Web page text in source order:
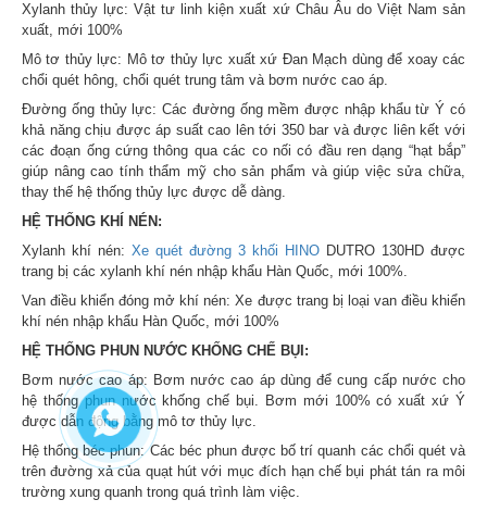
Xylanh thủy lực: Vật tư linh kiện xuất xứ Châu Âu do Việt Nam sản
xuất, mới 100%
Mô tơ thủy lực: Mô tơ thủy lực xuất xứ Đan Mạch dùng để xoay các
chổi quét hông, chổi quét trung tâm và bơm nước cao áp.
Đường ống thủy lực: Các đường ống mềm được nhập khẩu từ Ý có
khả năng chịu được áp suất cao lên tới 350 bar và được liên kết với
các đoạn ống cứng thông qua các co nối có đầu ren dạng “hạt bắp”
giúp nâng cao tính thẩm mỹ cho sản phẩm và giúp việc sửa chữa,
thay thế hệ thống thủy lực được dễ dàng.
HỆ THỐNG KHÍ NÉN:
Xylanh khí nén: Xe quét đường 3 khối HINO DUTRO 130HD được
trang bị các xylanh khí nén nhập khẩu Hàn Quốc, mới 100%.
Van điều khiển đóng mở khí nén: Xe được trang bị loại van điều khiển
khí nén nhập khẩu Hàn Quốc, mới 100%
HỆ THỐNG PHUN NƯỚC KHỐNG CHẾ BỤI:
Bơm nước cao áp: Bơm nước cao áp dùng để cung cấp nước cho
hệ thống phun nước khống chế bụi. Bơm mới 100% có xuất xứ Ý
được dẫn động bằng mô tơ thủy lực.
Hệ thống béc phun: Các béc phun được bố trí quanh các chổi quét và
trên đường xả của quạt hút với mục đích hạn chế bụi phát tán ra môi
trường xung quanh trong quá trình làm việc.